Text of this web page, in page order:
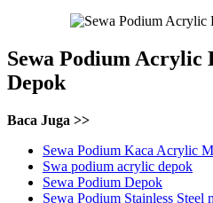
Sewa Podium Acrylic
Depok
Baca Juga >>
Sewa Podium Kaca Acrylic
Swa podium acrylic depok
Sewa Podium Depok
Sewa Podium Stainless Steel